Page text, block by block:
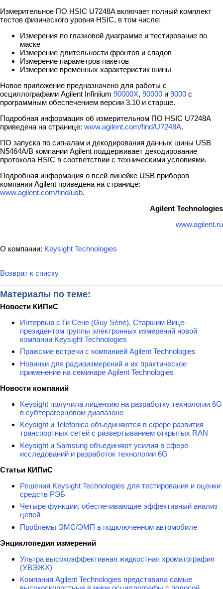
Измерительное ПО HSIC U7248A включает полный комплект
тестов физического уровня HSIC, в том числе:
Измерения по глазковой диаграмме и тестирование по
маске
Измерение длительности фронтов и спадов
Измерение параметров пакетов
Измерение временных характеристик шины
Новое приложение предназначено для работы с
осциллографами Agilent Infiniium 90000X, 90000 и 9000 с
программным обеспечением версии 3.10 и старше.
Подробная информация об измерительном ПО HSIC U7248A
приведена на странице: www.agilent.com/find/U7248A.
ПО запуска по сигналам и декодирования данных шины USB
N5464A/B компании Agilent поддерживает декодирование
протокола HSIC в соответствии с техническими условиями.
Подробная информация о всей линейке USB приборов
компании Agilent приведена на странице:
www.agilent.com/find/usb.
Agilent Technologies
www.agilent.ru
О компании: Keysight Technologies
Возврат к списку
Материалы по теме:
Новости КИПиС
Интервью с Ги Сене (Guy Séné), Старшим Вице-
президентом группы электронных измерений новой
компании Keysight Technologies
Пражские встречи с компанией Agilent Technologies
Новинки для радиоизмерений и их практическое
применение на семинаре Agilent Technologies
Новости компаний
Keysight получила лицензию на разработку технологии 6G
в субтерагерцовом диапазоне
Keysight и Telefonica объединяются в сфере развития
транспортных сетей с развертыванием открытых RAN
Keysight и Samsung объединяют усилия в сфере
исследований и разработок технологии 6G
Статьи КИПиС
Решения Keysight Technologies для тестирования и оценки
средств РЭБ
Четыре функции, обеспечивающие эффективный анализ
цепей
Проблемы ЭМС/ЭМП в подключенном автомобиле
Энциклопедия измерений
Ультра высокоэффективная жидкостная хроматография
(УВЭЖХ)
Компания Agilent Technologies представила самые